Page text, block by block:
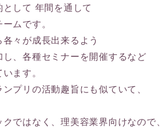
して 年間を通して
ムです。
々が成長出来るよう
、各種セミナーを開催するなど
ます。
プリの活動趣旨にも似ていて、
ではなく、理美容業界向けなので、